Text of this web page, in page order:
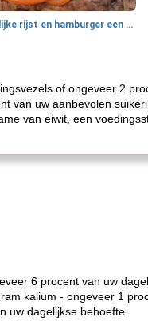
gemakkelijke rijst en hamburger een gerecht diner
of ongeveer 2
van uw aanbevolen
van eiwit, een
6 procent van uw
kalium - ongeveer 1
uw dagelijkse behoefte.